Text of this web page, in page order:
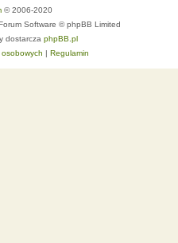
© 2006-2020
Software © phpBB Limited
dostarcza phpBB.pl
| Regulamin